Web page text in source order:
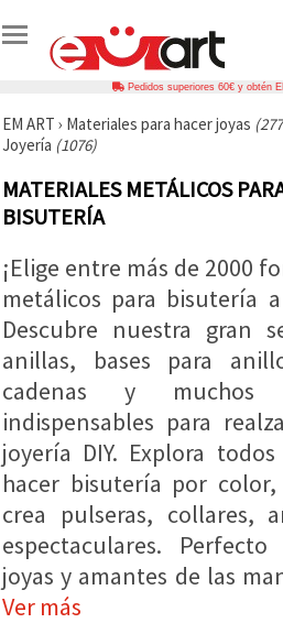
Pedidos superiores 60€ y obtén
EM ART › Materiales para hacer joyas
Joyería (1076)
MATERIALES METÁLICOS
BISUTERÍA
¡Elige entre más de 2000
metálicos para bisutería
Descubre nuestra gran
anillas, bases para
cadenas y muchos
indispensables para
joyería DIY. Explora
hacer bisutería por
crea pulseras, collares,
espectaculares.
joyas y amantes de las
Ver más